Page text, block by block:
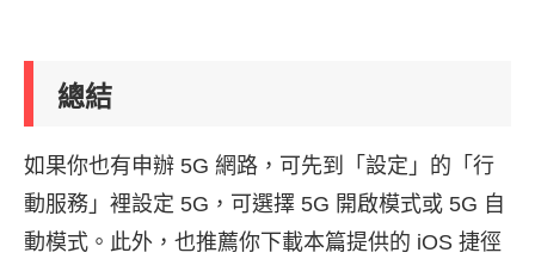
總結
如果你也有申辦 5G 網路，可先到「設定」的「行
動服務」裡設定 5G，可選擇 5G 開啟模式或 5G 自
動模式。此外，也推薦你下載本篇提供的 iOS 捷徑